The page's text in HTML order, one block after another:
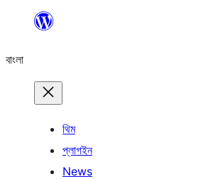
যান
বাংলা
থিম
প্লাগইন
News